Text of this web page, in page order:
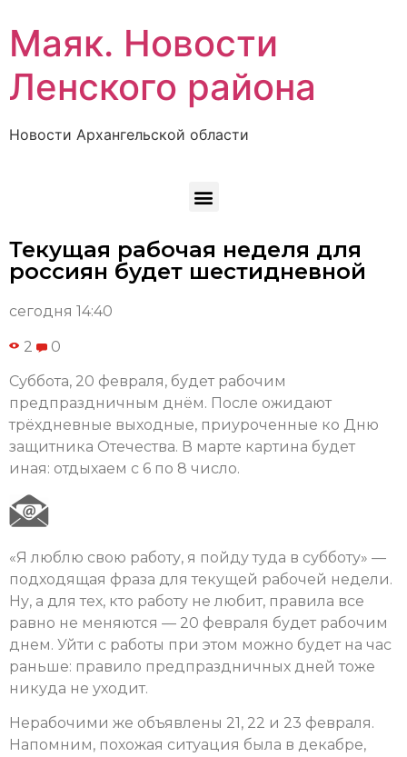
Маяк. Новости
Ленского района
Новости Архангельской области
Текущая рабочая неделя для
россиян будет шестидневной
сегодня 14:40
2 0
Суббота, 20 февраля, будет рабочим
предпраздничным днём. После ожидают
трёхдневные выходные, приуроченные ко Дню
защитника Отечества. В марте картина будет
иная: отдыхаем с 6 по 8 число.
«Я люблю свою работу, я пойду туда в субботу» —
подходящая фраза для текущей рабочей недели.
Ну, а для тех, кто работу не любит, правила все
равно не меняются — 20 февраля будет рабочим
днем. Уйти с работы при этом можно будет на час
раньше: правило предпраздничных дней тоже
никуда не уходит.
Нерабочими же объявлены 21, 22 и 23 февраля.
Напомним, похожая ситуация была в декабре,